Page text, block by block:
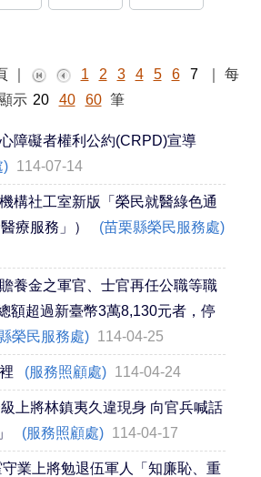
1 2 3 4 5 6 7
每
示 20 40 60 筆
障礙者權利公約(CRPD)宣導
) 114-07-14
構社工室新版「榮民就醫綠色通
療服務」）
(苗栗縣榮民服務處)
養金之軍官、士官再任公職等職
額超過新臺幣3萬8,130元者，停
榮民服務處) 114-04-25
(服務照顧處) 114-04-24
上將林鎮夷久違現身 向官兵喊話
(服務照顧處) 114-04-17
業上將勉退伍軍人「知廉恥、重